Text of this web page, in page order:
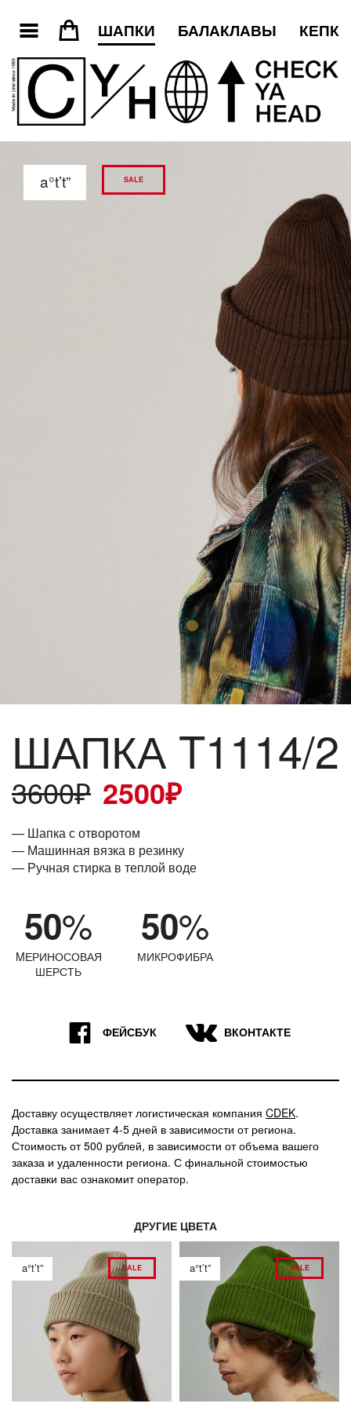
= 3 ШАПКИ БАЛАКЛАВЫ КЕПКИ
a°t’t” SALE
ШАПКА T1114/2
3600₽ 2500₽
— Шапка с отворотом
— Машинная вязка в резинку
— Ручная стирка в теплой воде
50%
MЕРИНОСОВАЯ
ШЕРСТЬ
50%
МИКРОФИБРА
9 ФЕЙСБУК 7 ВКОНТАКТЕ
Доставку осуществляет логистическая компания CDEK.
Доставка занимает 4-5 дней в зависимости от региона.
Стоимость от 500 рублей, в зависимости от объема вашего
заказа и удаленности региона. С финальной стоимостью
доставки вас ознакомит оператор.
ДРУГИЕ ЦВЕТА
a°t’t” SALE a°t’t” SALE